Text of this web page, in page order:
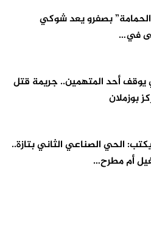
بصفرو يعد شوكي
في…
يوقف أحد المتهمين.. جريمة قتل
بوزملان
الحي الصناعي الثاني بتازة..
أم مطرح…